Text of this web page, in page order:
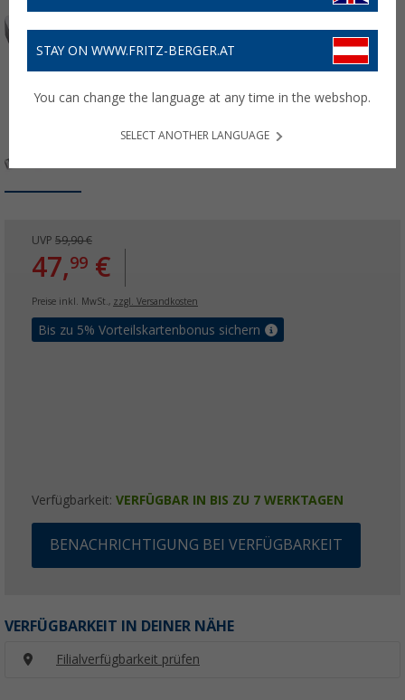
UVP 59,90 €
47,99 €
Preise inkl. MwSt., zzgl. Versandkosten
Bis zu 5% Vorteilskartenbonus sichern
Verfügbarkeit: VERFÜGBAR IN BIS ZU 7 WERKTAGEN
BENACHRICHTIGUNG BEI VERFÜGBARKEIT
VERFÜGBARKEIT IN DEINER NÄHE
Filialverfügbarkeit prüfen
STAY ON WWW.FRITZ-BERGER.AT
You can change the language at any time in the webshop.
SELECT ANOTHER LANGUAGE